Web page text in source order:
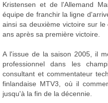
Kristensen et de l'Allemand
équipe de franchir la ligne
ainsi sa deuxième victoire sur
ans après sa première victoire.
A l'issue de la saison 2005, il
professionnel dans les
consultant et commentateur
finlandaise MTV3, où il
jusqu'à la fin de la décennie.